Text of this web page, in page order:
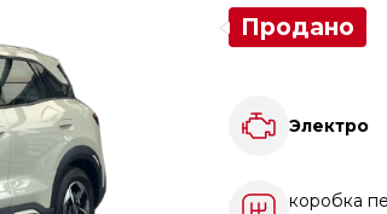
Продано
Электро
коробка